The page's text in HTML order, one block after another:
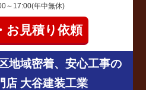
～17:00(年中無休)
お見積り依頼
地域密着、安心工事の
店 大谷建装工業